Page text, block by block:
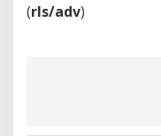
(rls/adv)